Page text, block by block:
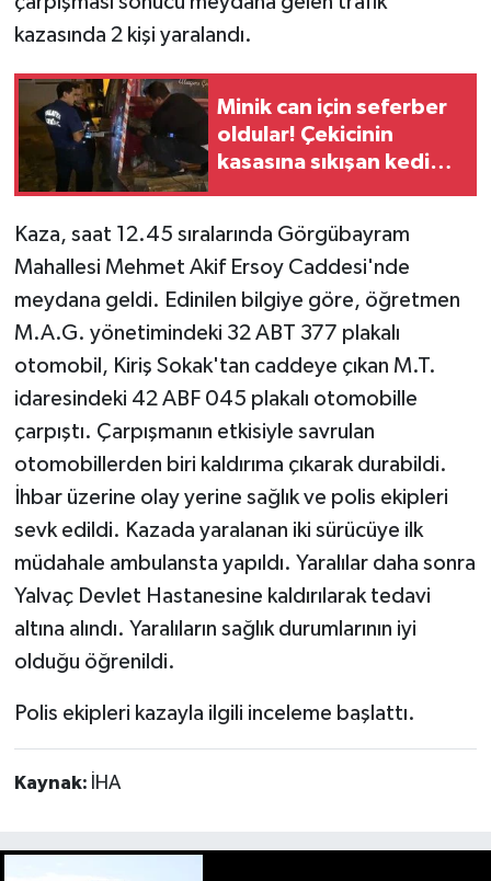
kazasında 2 kişi yaralandı.
Minik can için seferber
oldular! Çekicinin
kasasına sıkışan kedi
Kaza, saat 12.45 sıralarında Görgübayram
Mahallesi Mehmet Akif Ersoy Caddesi'nde
meydana geldi. Edinilen bilgiye göre, öğretmen
M.A.G. yönetimindeki 32 ABT 377 plakalı
otomobil, Kiriş Sokak'tan caddeye çıkan M.T.
idaresindeki 42 ABF 045 plakalı otomobille
çarpıştı. Çarpışmanın etkisiyle savrulan
otomobillerden biri kaldırıma çıkarak durabildi.
İhbar üzerine olay yerine sağlık ve polis ekipleri
sevk edildi. Kazada yaralanan iki sürücüye ilk
müdahale ambulansta yapıldı. Yaralılar daha sonra
Yalvaç Devlet Hastanesine kaldırılarak tedavi
altına alındı. Yaralıların sağlık durumlarının iyi
olduğu öğrenildi.
Polis ekipleri kazayla ilgili inceleme başlattı.
Kaynak: İHA